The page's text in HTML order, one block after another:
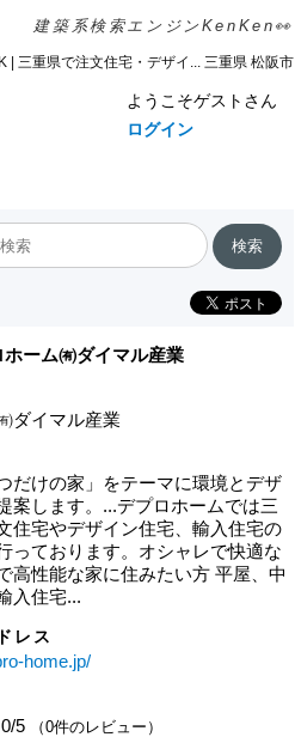
建築系検索エンジンKenKen👀
| 三重県で注文住宅・デザイ... 三重県 松阪市
ようこそゲストさん
ログイン
ホーム㈲ダイマル産業
ダイマル産業
だけの家」をテーマに環境とデザ
案します。...デプロホームでは三
住宅やデザイン住宅、輸入住宅の
っております。オシャレで快適な
高性能な家に住みたい方 平屋、中
入住宅...
レス
home.jp/
0/5 （0件のレビュー）